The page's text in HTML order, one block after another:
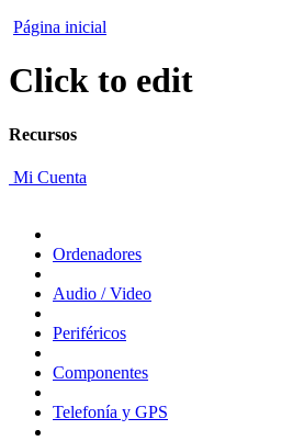
Página inicial
Click to edit
Recursos
Mi Cuenta
Ordenadores
Audio / Video
Periféricos
Componentes
Telefonía y GPS